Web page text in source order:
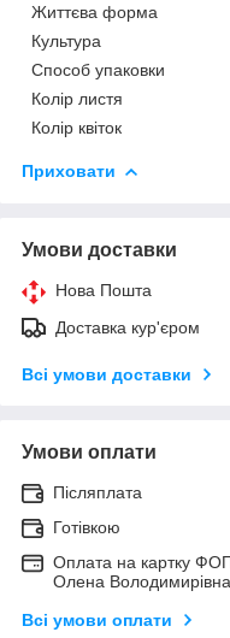
Життєва форма
Культура
Способ упаковки
Колір листя
Колір квіток
Приховати
Умови доставки
Нова Пошта
Доставка кур'єром
Всі умови доставки
Умови оплати
Післяплата
Готівкою
Оплата на картку ФОП
Олена Володимирівна
Всі умови оплати